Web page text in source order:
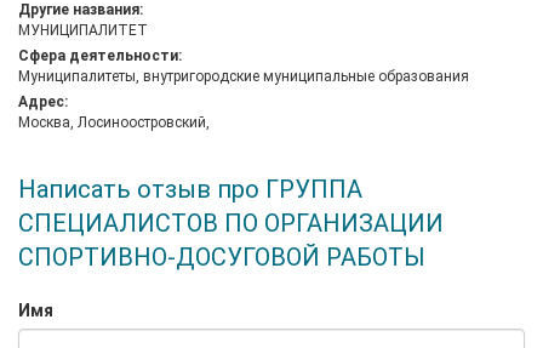
Другие названия:
МУНИЦИПАЛИТЕТ
Сфера деятельности:
Муниципалитеты, внутригородские муниципальные образования
Адрес:
Москва, Лосиноостровский,
Написать отзыв про ГРУППА
СПЕЦИАЛИСТОВ ПО ОРГАНИЗАЦИИ
СПОРТИВНО-ДОСУГОВОЙ РАБОТЫ
Имя